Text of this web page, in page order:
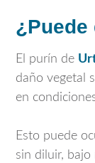
El purín de
daño vegetal
en
Esto puede
sin diluir, bajo